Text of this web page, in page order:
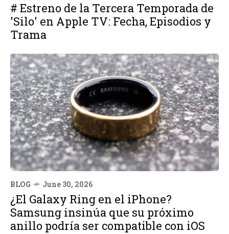
# Estreno de la Tercera Temporada de
'Silo' en Apple TV: Fecha, Episodios y
Trama
BLOG June 30, 2026
¿El Galaxy Ring en el iPhone?
Samsung insinúa que su próximo
anillo podría ser compatible con iOS